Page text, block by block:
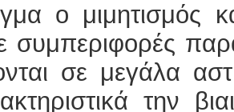
ο μιμητισμός
συμπεριφορές
σε μεγάλα
την